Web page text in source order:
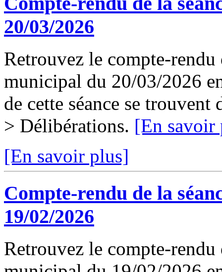
20/03/2026
Retrouvez le compte-rendu
municipal du 20/03/2026
de cette séance se
> Délibérations. [En savoir
[En savoir plus]
Compte-rendu de la
19/02/2026
Retrouvez le compte-rendu